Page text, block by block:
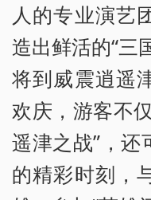
人的专业演艺
造出鲜活的“三
将到威震逍遥
欢庆，游客不
遥津之战”，
的精彩时刻，